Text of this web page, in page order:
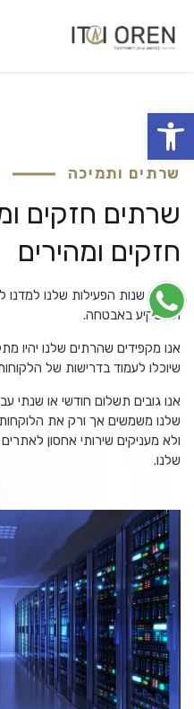
פתח סרגל נגישות
שרתים ותמיכה
שרתים חזקים
חזקים ומהירים
לאורך שנות הפעילות שלנו למדנו
ולהשקיע באבטחה.
אנו מקפידים שהרתים שלנו יהיו
שיוכלו לעמוד בדרישות של
אנו גובים תשלום חודשי או שנתי
שלנו משמשים אך ורק את
ולא מעניקים שירותי אחסון
שלנו.